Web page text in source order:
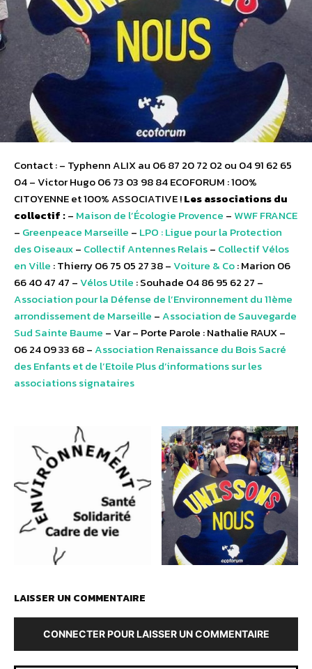
Contact : – Typhenn ALIX au 06 87 20 72 02 ou 04 91 62 65
04 – Victor Hugo 06 73 03 98 84 ECOFORUM : 100%
CITOYENNE et 100% ASSOCIATIVE !Les associations du
collectif :– Maison de l’Écologie Provence – WWF FRANCE
– Greenpeace Marseille – LPO : Ligue pour la Protection
des Oiseaux– Collectif Antennes Relais– Collectif Vélos
en Ville : Thierry 06 75 05 27 38 –Voiture & Co: Marion 06
66 40 47 47 –Vélos Utile : Souhade 04 86 95 62 27 –
Association pour la Défense de l’Environnement du 11ème
arrondissement de Marseille –Association de Sauvegarde
Sud Sainte Baume – Var – Porte Parole : Nathalie RAUX –
06 24 09 33 68 –Association Renaissance du Bois Sacré
des Enfants et de l’Etoile Plus d’informations sur les
associations signataires
LAISSER UN COMMENTAIRE
CONNECTER POUR LAISSER UN COMMENTAIRE